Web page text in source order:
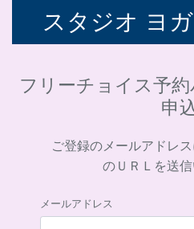
スタジオ ヨ
フリーチョイス予
申
ご登録のメールアドレ
のＵＲＬを送
メールアドレス